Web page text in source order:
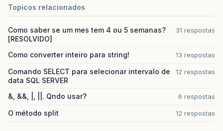
Topicos relacionados
Como saber se um mes tem 4 ou 5 semanas?
[RESOLVIDO]
31 respostas
Como converter inteiro para string! 13 respostas
Comando SELECT para selecionar intervalo de
data SQL SERVER
12 respostas
&, &&, |, ||. Qndo usar? 6 respostas
O método split 12 respostas